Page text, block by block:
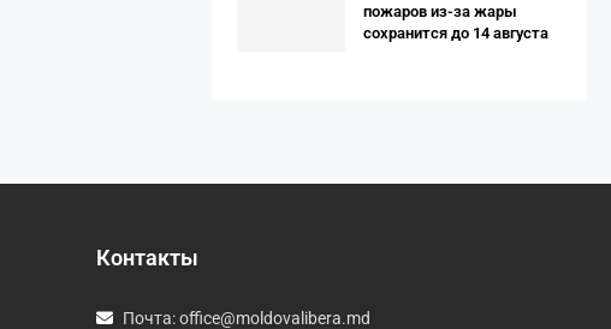
пожаров из-за жары
сохранится до 14 августа
Контакты
Почта:office@moldovalibera.md